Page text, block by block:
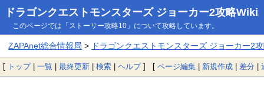
ドラゴンクエストモンスターズ ジョーカー2攻略Wiki
このページでは「ストーリー攻略10」について攻略しています。
ZAPAnet総合情報局 > ドラゴンクエストモンスターズ ジョーカー2
[ トップ| 一覧 | 最終更新 | 検索 | ヘルプ] [ ページ編集 | 新規作成 | 差分 |